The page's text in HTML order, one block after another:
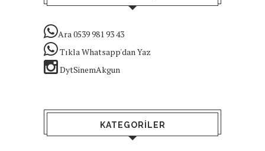
Ara 0539 981 93 43
Tıkla Whatsapp'dan Yaz
DytSinemAkgun
KATEGORILER